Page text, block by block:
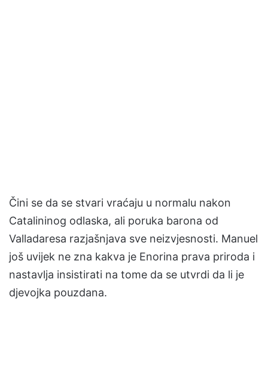
Čini se da se stvari vraćaju u normalu nakon
Catalininog odlaska, ali poruka barona od
Valladaresa razjašnjava sve neizvjesnosti. Manuel
još uvijek ne zna kakva je Enorina prava priroda i
nastavlja insistirati na tome da se utvrdi da li je
djevojka pouzdana.